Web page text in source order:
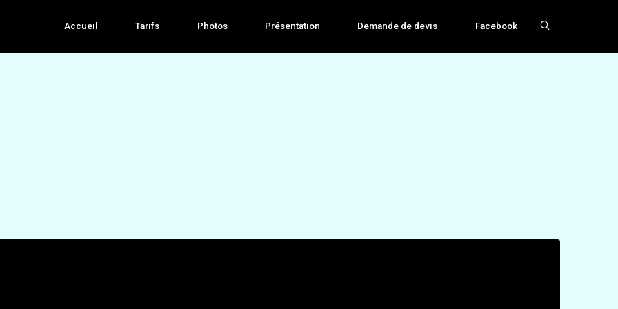
Accueil Tarifs Photos Présentation Demande de devis Facebook